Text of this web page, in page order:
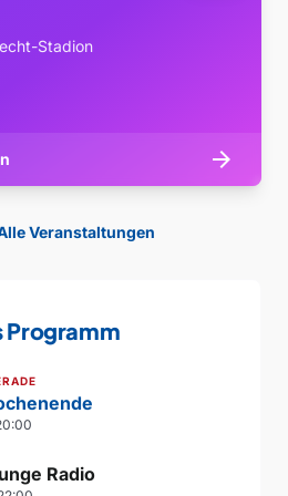
Stadion
arrow_forward
Veranstaltungen
Programm
Radio